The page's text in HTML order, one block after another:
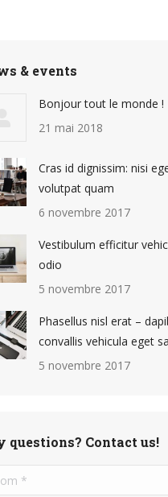
& events
Bonjour tout le monde !
21 mai 2018
Cras id dignissim: nisi
volutpat quam
6 novembre 2017
Vestibulum efficitur
odio
5 novembre 2017
Phasellus nisl erat –
convallis vehicula eget
5 novembre 2017
questions? Contact us!
*